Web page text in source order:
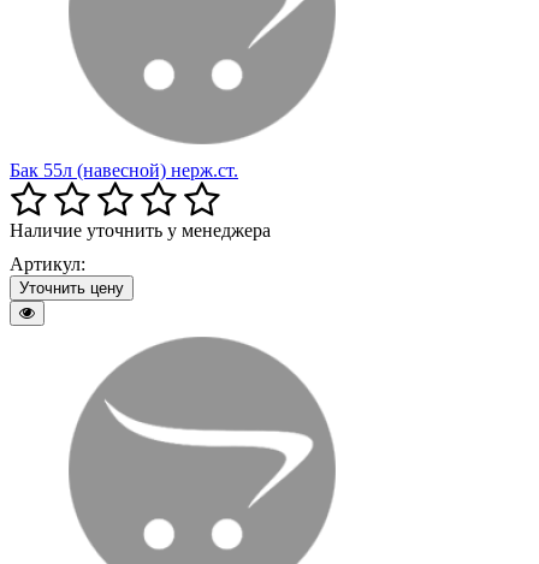
Бак 55л (навесной) нерж.ст.
Наличие уточнить у менеджера
Артикул:
Уточнить цену